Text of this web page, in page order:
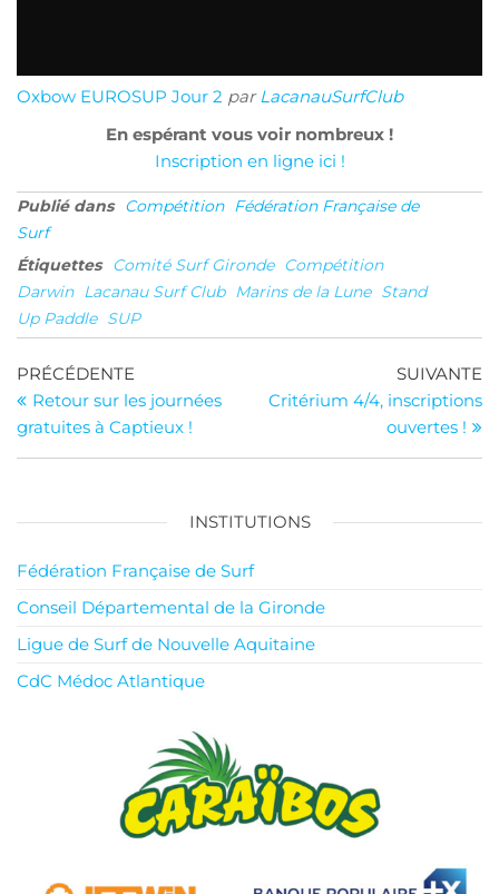
Oxbow EUROSUP Jour 2 parLacanauSurfClub
En espérant vous voir nombreux !
Inscription en ligne ici !
Publié dans Compétition Fédération Française de
Surf
Étiquettes
Comité Surf Gironde Compétition
Darwin Lacanau Surf Club Marins de la Lune Stand
Up Paddle SUP
Navigation
de
l’article
Article
précédent
PRÉCÉDENTE
Retour sur les journées
gratuites à Captieux !
SUIVANTE
Critérium 4/4, inscriptions
ouvertes !
INSTITUTIONS
Fédération Française de Surf
Conseil Départemental de la Gironde
Ligue de Surf de Nouvelle Aquitaine
CdC Médoc Atlantique